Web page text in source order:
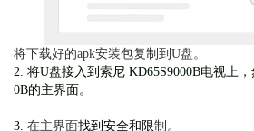
将下载好的apk安装包复制到U盘。
2. 将U盘接入到索尼 KD65S9000B电视上
0B的主界面。
3. 在主界面找到安全和限制 。